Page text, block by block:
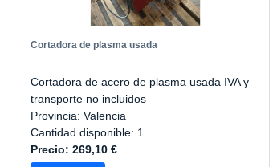
Cortadora de plasma usada
Cortadora de acero de plasma usada IVA y
transporte no incluidos
Provincia: Valencia
Cantidad disponible: 1
Precio: 269,10 €